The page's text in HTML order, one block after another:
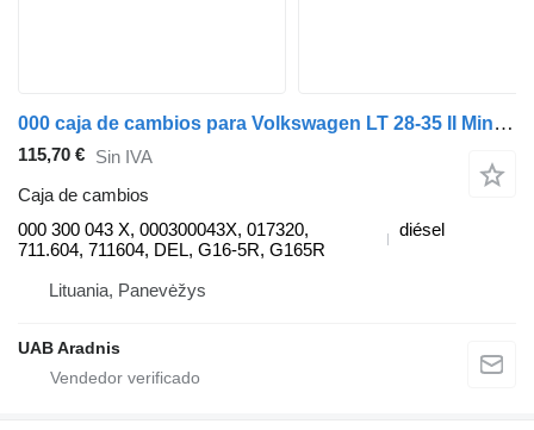
000 caja de cambios para Volkswagen LT 28-35 II Minibus / passenger (2DB, 2DE, 2DK) furgoneta
115,70 € Sin IVA
Caja de cambios
000 300 043 X, 000300043X, 017320,
711.604, 711604, DEL, G16-5R, G165R
diésel
Lituania, Panevėžys
UAB Aradnis